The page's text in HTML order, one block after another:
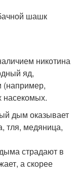
шашк
никотина
яд,
насекомых.
дым оказывает
тля, медяница,
страдают в
а скорее